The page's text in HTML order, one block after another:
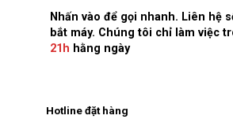
Nhấn vào để gọi nhanh. Liên hệ
bắt máy. Chúng tôi chỉ làm việc
21h hằng ngày
Hotline đặt hàng